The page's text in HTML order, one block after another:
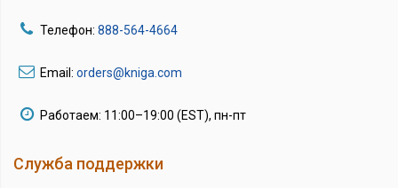
Телефон: 888-564-4664
Email: orders@kniga.com
Работаем: 11:00–19:00 (EST), пн-пт
Служба поддержки